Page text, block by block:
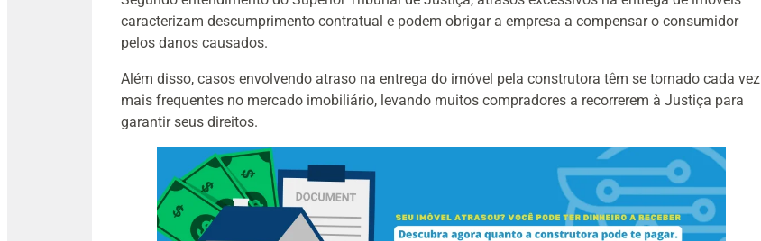
caracterizam descumprimento contratual e podem obrigar a empresa a compensar o consumidor
pelos danos causados.
Além disso, casos envolvendo atraso na entrega do imóvel pela construtora têm se tornado cada vez
mais frequentes no mercado imobiliário, levando muitos compradores a recorrerem à Justiça para
garantir seus direitos.